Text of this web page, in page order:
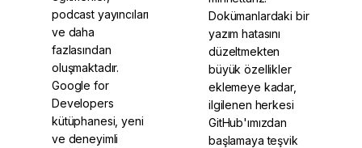
podcast yayıncıları
ve daha
fazlasından
oluşmaktadır.
Google for
Developers
kütüphanesi, yeni
ve deneyimli
Dokümanlardaki bir
yazım hatasını
düzeltmekten
büyük özellikler
eklemeye kadar,
ilgilenen herkesi
GitHub'ımızdan
başlamaya teşvik